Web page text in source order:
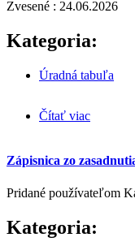
Zvesené : 24.06.2026
Kategoria:
Úradná tabuľa
Čítať viac
Zápisnica zo
Pridané používateľom
Kategoria: